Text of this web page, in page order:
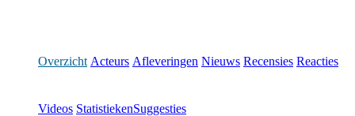
Overzicht Acteurs Afleveringen Nieuws Recensies Reacties
Videos StatistiekenSuggesties